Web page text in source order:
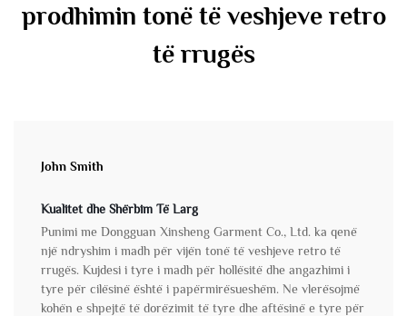
prodhimin tonë të veshjeve retro
të rrugës
John Smith
Kualitet dhe Shërbim Të Larg
Punimi me Dongguan Xinsheng Garment Co., Ltd. ka qenë
një ndryshim i madh për vijën tonë të veshjeve retro të
rrugës. Kujdesi i tyre i madh për hollësitë dhe angazhimi i
tyre për cilësinë është i papërmirësueshëm. Ne vlerësojmë
kohën e shpejtë të dorëzimit të tyre dhe aftësinë e tyre për